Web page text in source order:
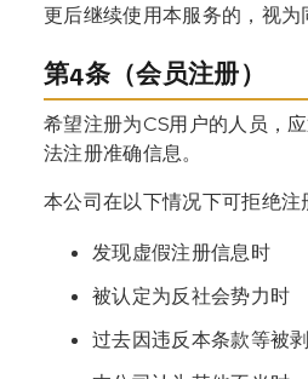
更后继续使用本服务的，视为
第4条（会员注册）
希望注册为CS用户的人员，
法注册准确信息。
本公司在以下情况下可拒绝注
发现虚假注册信息时
被认定为反社会势力时
过去因违反本条款等被